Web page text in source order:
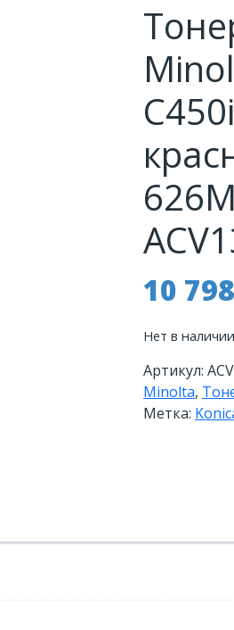
626M
10
Нет в наличии
Артикул:
Minolta,
Метка: